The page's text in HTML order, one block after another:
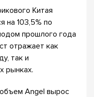
Китая
на 103,5% по
прошлого года
отражает как
так и
рынках.
Angel вырос